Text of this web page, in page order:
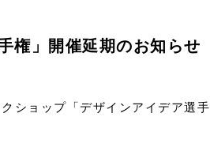
権」開催延期のお知らせ
ショップ「デザインアイデア選手